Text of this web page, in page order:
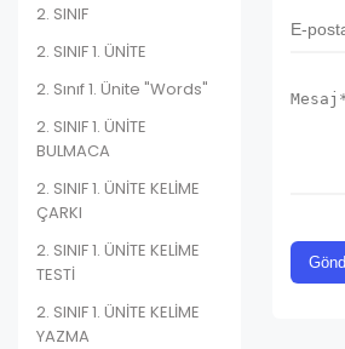
2. SINIF
2. SINIF 1. ÜNİTE
2. Sınıf 1. Ünite "Words"
2. SINIF 1. ÜNİTE
BULMACA
2. SINIF 1. ÜNİTE KELİME
ÇARKI
2. SINIF 1. ÜNİTE KELİME
TESTİ
2. SINIF 1. ÜNİTE KELİME
YAZMA